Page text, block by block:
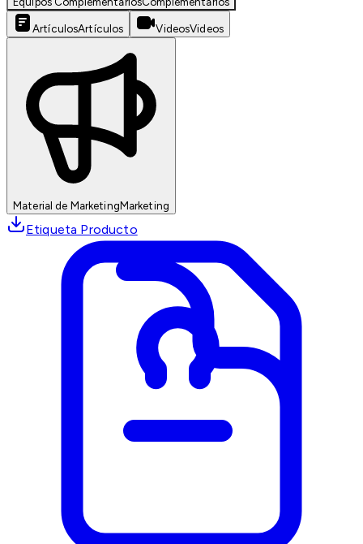
ArtículosArtículos VideosVideos
Material de MarketingMarketing
Etiqueta Producto